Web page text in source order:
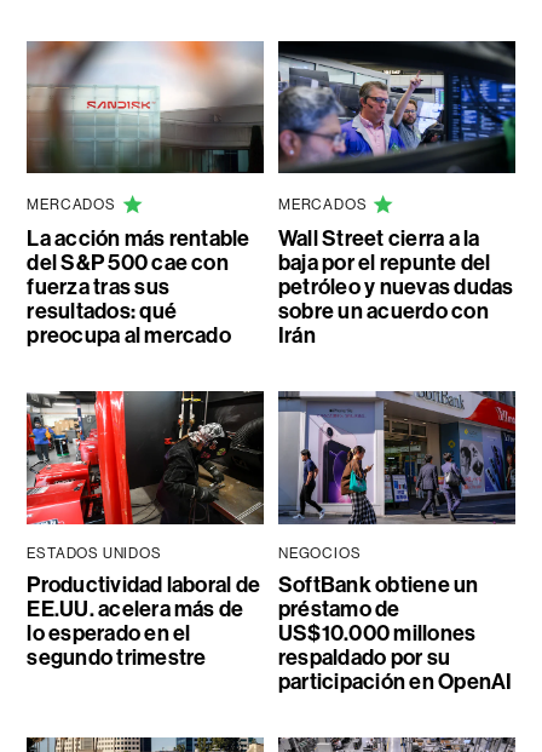
MERCADOS
La acción más rentable
del S&P 500 cae con
fuerza tras sus
resultados: qué
preocupa al mercado
MERCADOS
Wall Street cierra a la
baja por el repunte del
petróleo y nuevas dudas
sobre un acuerdo con
Irán
ESTADOS UNIDOS
Productividad laboral de
EE.UU. acelera más de
lo esperado en el
segundo trimestre
NEGOCIOS
SoftBank obtiene un
préstamo de
US$10.000 millones
respaldado por su
participación en OpenAI